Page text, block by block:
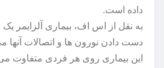
داده است.
به نقل از اس اف، بیماری آلزایمر
دست دادن نورون ها و اتصالات
این بیماری روی هر فردی متفاوت